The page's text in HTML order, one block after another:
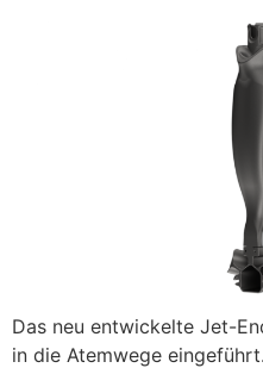
Das neu entwickelte Jet-
in die Atemwege